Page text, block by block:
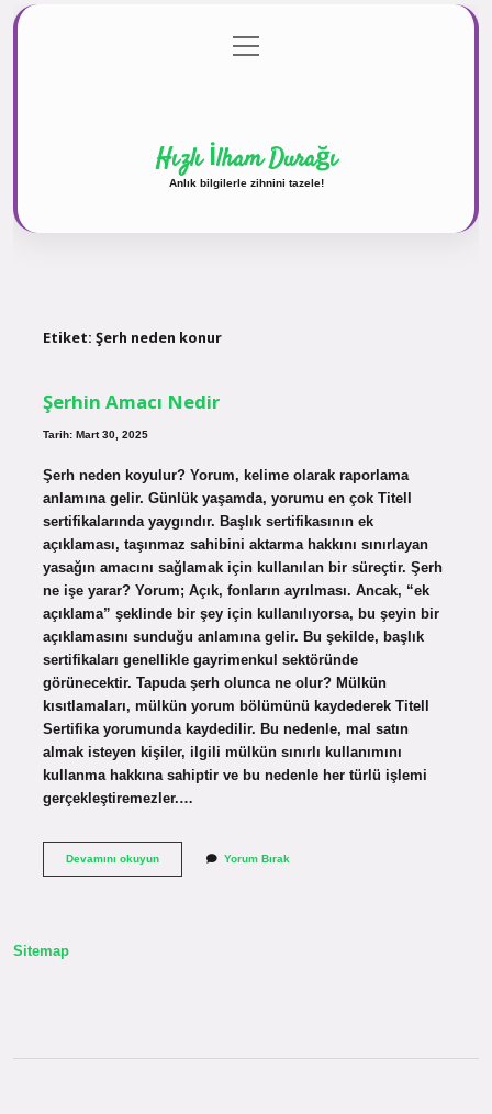
Gizlilik Politikası
menüyü
aç
Hızlı İlham Durağı
Anlık bilgilerle zihnini tazele!
Etiket: Şerh neden konur
Şerhin Amacı Nedir
Tarih: Mart 30, 2025
Şerh neden koyulur? Yorum, kelime olarak raporlama
anlamına gelir. Günlük yaşamda, yorumu en çok Titell
sertifikalarında yaygındır. Başlık sertifikasının ek
açıklaması, taşınmaz sahibini aktarma hakkını sınırlayan
yasağın amacını sağlamak için kullanılan bir süreçtir. Şerh
ne işe yarar? Yorum; Açık, fonların ayrılması. Ancak, “ek
açıklama” şeklinde bir şey için kullanılıyorsa, bu şeyin bir
açıklamasını sunduğu anlamına gelir. Bu şekilde, başlık
sertifikaları genellikle gayrimenkul sektöründe
görünecektir. Tapuda şerh olunca ne olur? Mülkün
kısıtlamaları, mülkün yorum bölümünü kaydederek Titell
Sertifika yorumunda kaydedilir. Bu nedenle, mal satın
almak isteyen kişiler, ilgili mülkün sınırlı kullanımını
kullanma hakkına sahiptir ve bu nedenle her türlü işlemi
gerçekleştiremezler.…
Devamını okuyunŞerhin
Yorum Bırak
Sitemap